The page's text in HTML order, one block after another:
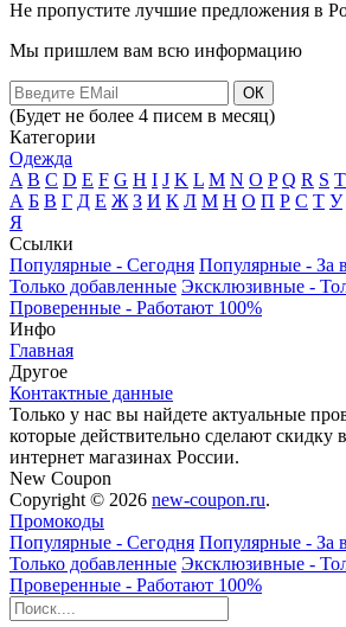
Не пропустите лучшие предложения в
Мы пришлем вам всю информацию
(Будет не более 4 писем в месяц)
Категории
Одежда
A B C D E F G H I J K L M N O P Q R S T
А Б В Г Д Е Ж З И К Л М Н О П Р С Т У
Я
Ссылки
Популярные - Сегодня Популярные - За
Только добавленные Эксклюзивные -
Проверенные - Работают 100%
Инфо
Главная
Другое
Контактные данные
Только у нас вы найдете актуальные
которые действительно сделают скидку
интернет магазинах России.
New Coupon
Copyright © 2026 new-coupon.ru.
Промокоды
Популярные - Сегодня Популярные - За
Только добавленные Эксклюзивные -
Проверенные - Работают 100%